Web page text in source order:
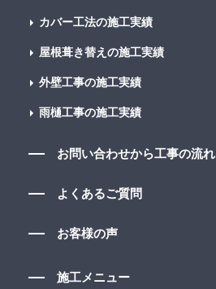
カバー工法の施工実績
屋根葺き替えの施工実績
外壁工事の施工実績
雨樋工事の施工実績
お問い合わせから工事の流れ
よくあるご質問
お客様の声
施工メニュー